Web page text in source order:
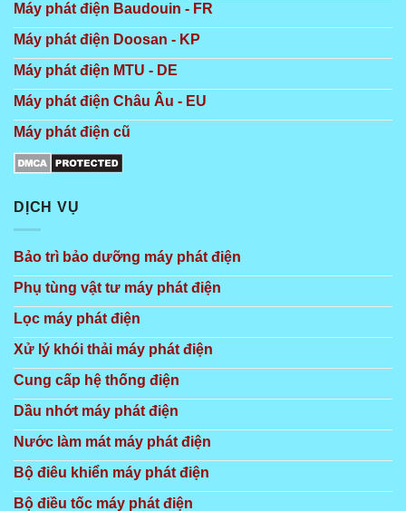
Máy phát điện Baudouin - FR
Máy phát điện Doosan - KP
Máy phát điện MTU - DE
Máy phát điện Châu Âu - EU
Máy phát điện cũ
DỊCH VỤ
Bảo trì bảo dưỡng máy phát điện
Phụ tùng vật tư máy phát điện
Lọc máy phát điện
Xử lý khói thải máy phát điện
Cung cấp hệ thống điện
Dầu nhớt máy phát điện
Nước làm mát máy phát điện
Bộ điêu khiển máy phát điện
Bộ điều tốc máy phát điện